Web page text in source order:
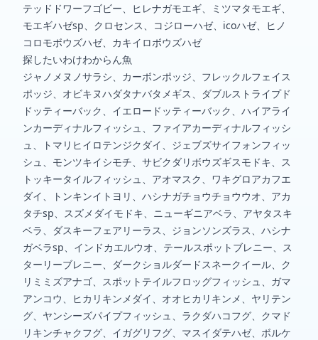
テッドドワーフゴビー、ヒレナガモエギ、ミツマタモエギ、
モエギハゼsp、クロセンス、コジローハゼ、icoハゼ、ヒノ
コロモボウズハゼ、カキイロボウズハゼ
探したいわけわからん魚
ジャノメヌノサラシ、カーボンポッジ、フレックルフェイス
ポッジ、オビキヌハダタナバタメギス、ダブルストライプド
ドッティーバック、イエロードッティーバック、ハイアライ
ンカーディナルフィッシュ、ファイアカーディナルフィッシ
ュ、トマリヒイロテンジクダイ、ジェブズサイフォンフィッ
シュ、モンツキイシモチ、サビクダリボウズギスモドキ、ス
トッキータイルフィッシュ、アオマスク、ワキグロアカフエ
ダイ、トンキンイトヨリ、ハシナガチョウチョウウオ、アカ
タチsp、スズメダイモドキ、ニューギニアベラ、アヤタスキ
ベラ、ダスキーフェアリーラス、ジョンソンズラス、ハシナ
ガベラsp、インドカエルウオ、テールスポットブレニー、ス
ターリーブレニー、ダークショルダードスネークイール、ク
リミミズアナゴ、スポットテイルフロッグフィッシュ、ガマ
アンコウ、ヒカリキンメダイ、オオヒカリキンメ、ヤリテン
グ、ヤンシーズパイプフィッシュ、ラクダハコフグ、クマド
リキンチャクフグ、イガグリフグ、マスイダテハゼ、ボルケ